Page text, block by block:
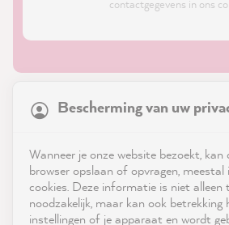
contactgegevens in ons
Service
Bescherming van uw
Wanneer je onze website bezoekt,
browser opslaan of opvragen, meestal
cookies. Deze informatie is niet alleen
noodzakelijk, maar kan ook betrekking
instellingen of je apparaat en wordt
21,886Reviews
reviews-